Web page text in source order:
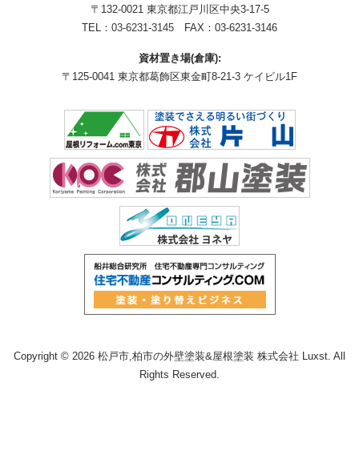
〒132-0021 東京都江戸川区中央3-17-5
TEL： 03-6231-3145 FAX：03-6231-3146
資材置き場(倉庫):
〒125-0041 東京都葛飾区東金町8-21-3 ケイビル1F
Copyright © 2026 松戸市,柏市の外壁塗装&屋根塗装 株式会社 Luxst. All
Rights Reserved.